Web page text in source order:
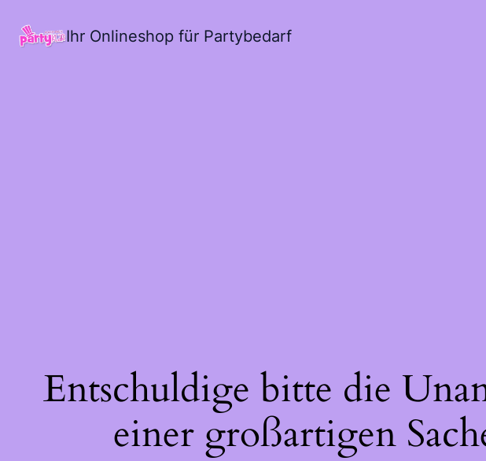
Ihr Onlineshop für Partybedarf
Entschuldige bitte die
einer großartigen